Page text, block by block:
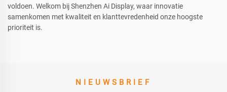
voldoen. Welkom bij Shenzhen Ai Display, waar innovatie
samenkomen met kwaliteit en klanttevredenheid onze hoogste
prioriteit is.
NIEUWSBRIEF